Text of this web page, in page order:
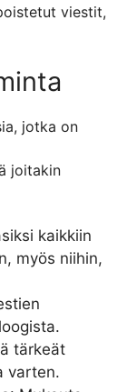
viestit,
jotka on
joitakin
kaikkiin
myös niihin,
tärkeät
varten.